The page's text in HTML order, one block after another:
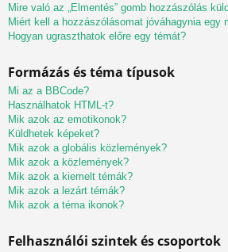
Mire való az „Elmentés” gomb hozzászólás
Miért kell a hozzászólásomat jóváhagynia egy
Hogyan ugraszthatok előre egy témát?
Formázás és téma típusok
Mi az a BBCode?
Használhatok HTML-t?
Mik azok az emotikonok?
Küldhetek képeket?
Mik azok a globális közlemények?
Mik azok a közlemények?
Mik azok a kiemelt témák?
Mik azok a lezárt témák?
Mik azok a téma ikonok?
Felhasználói szintek és csoportok